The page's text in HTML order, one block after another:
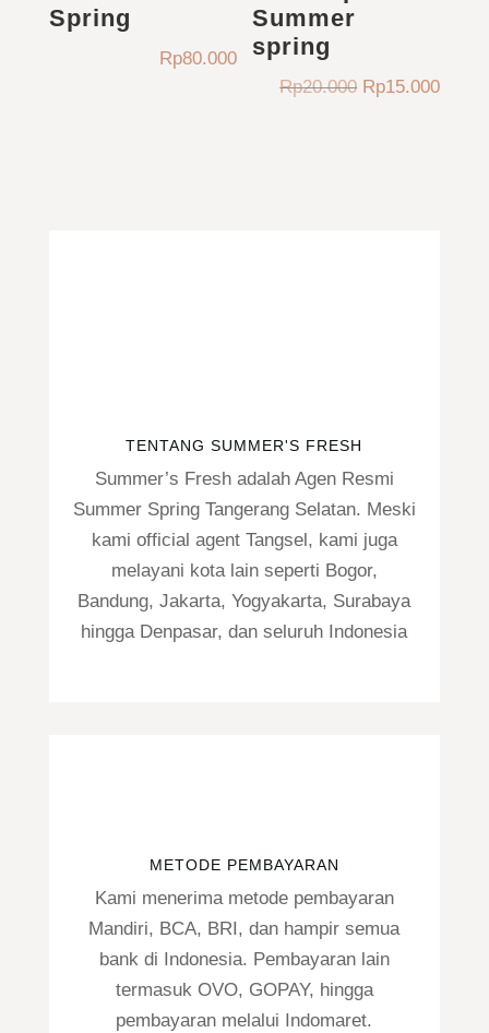
Spring
Rp80.000
Summer
spring
Rp20.000 Harga
Rp15.000Harga
TENTANG SUMMER'S FRESH
Summer’s Fresh adalah Agen Resmi
Summer Spring Tangerang Selatan. Meski
kami official agent Tangsel, kami juga
melayani kota lain seperti Bogor,
Bandung, Jakarta, Yogyakarta, Surabaya
hingga Denpasar, dan seluruh Indonesia
METODE PEMBAYARAN
Kami menerima metode pembayaran
Mandiri, BCA, BRI, dan hampir semua
bank di Indonesia. Pembayaran lain
termasuk OVO, GOPAY, hingga
pembayaran melalui Indomaret.